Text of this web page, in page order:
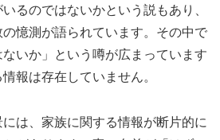
るのではないかという説もあり、
憶測が語られています。その中で
ないか」という噂が広まっています
報は存在していません。
は、家族に関する情報が断片的に